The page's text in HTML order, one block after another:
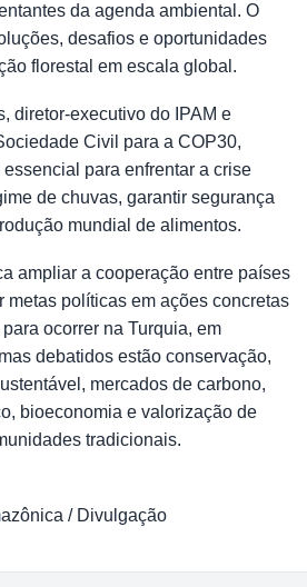
da agenda ambiental. O
desafios e oportunidades
florestal em escala global.
diretor-executivo do IPAM e
Civil para a COP30,
para enfrentar a crise
de chuvas, garantir segurança
mundial de alimentos.
ampliar a cooperação entre países
metas políticas em ações concretas
ocorrer na Turquia, em
debatidos estão conservação,
mercados de carbono,
bioeconomia e valorização de
tradicionais.
/ Divulgação